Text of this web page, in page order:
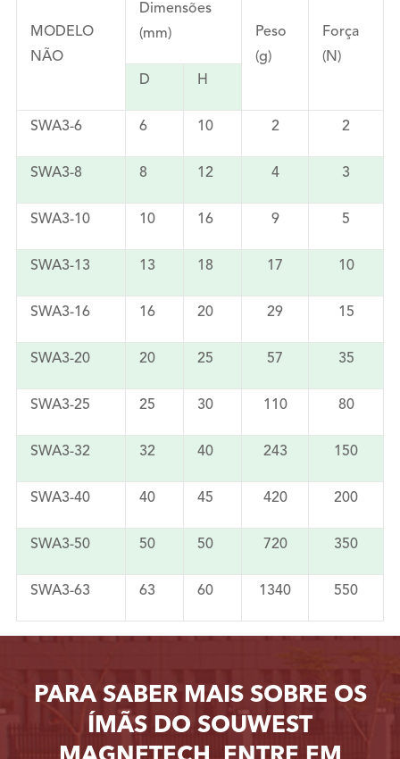
MODELO
NÃO
Dimensões
(mm)
Peso
(g)
Força
(N)
D
H
SWA3-6 6 10 2 2
SWA3-8 8 12 4 3
SWA3-10 10 16 9 5
SWA3-13 13 18 17 10
SWA3-16 16 20 29 15
SWA3-20 20 25 57 35
SWA3-25 25 30 110 80
SWA3-32 32 40 243 150
SWA3-40 40 45 420 200
SWA3-50 50 50 720 350
SWA3-63 63 60 1340 550
PARA SABER MAIS SOBRE OS
ÍMÃS DO SOUWEST